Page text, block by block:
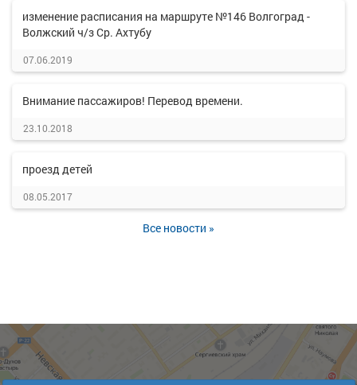
изменение расписания на маршруте №146 Волгоград -
Волжский ч/з Ср. Ахтубу
07.06.2019
Внимание пассажиров! Перевод времени.
23.10.2018
проезд детей
08.05.2017
Все новости »